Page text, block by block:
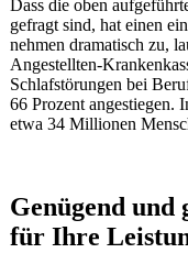
Dass die oben
gefragt sind, hat einen
nehmen dramatisch zu,
Angestellten-
Schlafstörungen bei
66 Prozent angestiegen.
etwa 34 Millionen
Genügend und
für Ihre